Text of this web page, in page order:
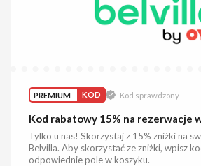
PREMIUM KOD Kod sprawdzony
Kod rabatowy 15% na rezerwacje
Tylko u nas! Skorzystaj z 15% zniżki na
Belvilla. Aby skorzystać ze zniżki, wpisz
odpowiednie pole w koszyku.